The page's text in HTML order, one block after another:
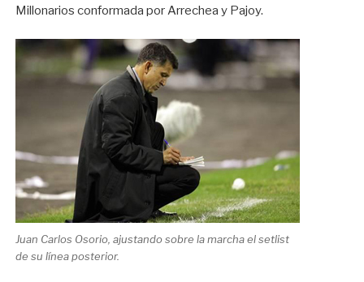
Millonarios conformada por Arrechea y Pajoy.
Juan Carlos Osorio, ajustando sobre la marcha el setlist
de su línea posterior.